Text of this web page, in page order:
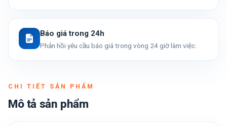
Báo giá trong 24h
Phản hồi yêu cầu báo giá trong vòng 24 giờ làm việc.
CHI TIẾT SẢN PHẨM
Mô tả sản phẩm